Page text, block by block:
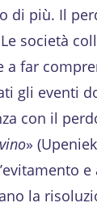
di più. Il
società
a far
gli eventi
con il
»
la